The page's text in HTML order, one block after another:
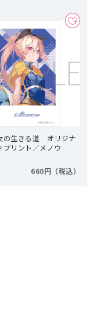
の生きる道 オリジナ
プリント／メノウ
660円